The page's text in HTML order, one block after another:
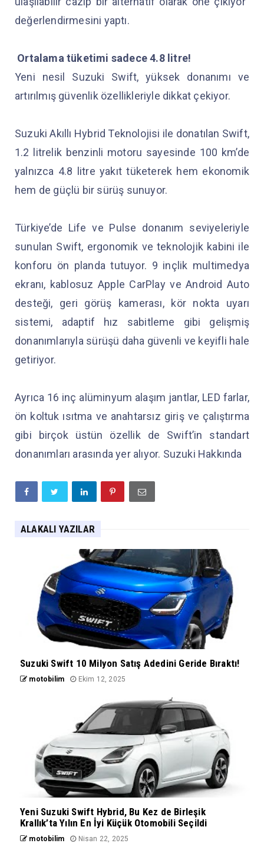
değerlendirmesini yaptı.
Ortalama tüketimi sadece 4.8 litre!
Yeni nesil Suzuki Swift, yüksek donanımı ve
artırılmış güvenlik özellikleriyle dikkat çekiyor.
Suzuki Akıllı Hybrid Teknolojisi ile donatılan Swift,
1.2 litrelik benzinli motoru sayesinde 100 km’de
yalnızca 4.8 litre yakıt tüketerek hem ekonomik
hem de güçlü bir sürüş sunuyor.
Türkiye’de Life ve Pulse donanım seviyeleriyle
sunulan Swift, ergonomik ve teknolojik kabini ile
konforu ön planda tutuyor. 9 inçlik multimedya
ekranı, kablosuz Apple CarPlay ve Android Auto
desteği, geri görüş kamerası, kör nokta uyarı
sistemi, adaptif hız sabitleme gibi gelişmiş
donanımlarıyla sürüşü daha güvenli ve keyifli hale
getiriyor.
Ayrıca 16 inç alüminyum alaşım jantlar, LED farlar,
ön koltuk ısıtma ve anahtarsız giriş ve çalıştırma
gibi birçok üstün özellik de Swift’in standart
donanımları arasında yer alıyor. Suzuki Hakkında
ALAKALI YAZILAR
Suzuki Swift 10 Milyon Satış Adedini Geride Bıraktı!
motobilim Ekim 12, 2025
Yeni Suzuki Swift Hybrid, Bu Kez de Birleşik
Krallık’ta Yılın En İyi Küçük Otomobili Seçildi
motobilim Nisan 22, 2025